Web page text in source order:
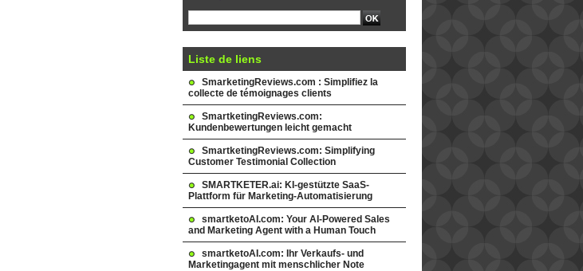
Liste de liens
SmarketingReviews.com : Simplifiez la
collecte de témoignages clients
SmartketingReviews.com:
Kundenbewertungen leicht gemacht
SmartketingReviews.com: Simplifying
Customer Testimonial Collection
SMARTKETER.ai: KI-gestützte SaaS-
Plattform für Marketing-Automatisierung
smartketoAI.com: Your AI-Powered Sales
and Marketing Agent with a Human Touch
smartketoAI.com: Ihr Verkaufs- und
Marketingagent mit menschlicher Note